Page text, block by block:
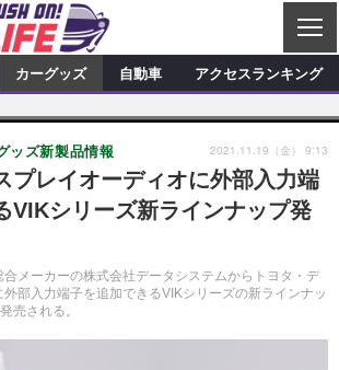
C
L
S
新製品情報
検索 ショップ訪問記
ュース デモカー製作記
記事 カスタマイズ新製品情報
ース
記事 カーグッズ新製品情報
カーグッズ 自動車 アクセスランキング
プレイオーディオに外部入力端
VIKシリーズ新ラインナップ発
メーカーの株式会社データシステムからトヨタ・デ
外部入力端子を追加できるVIKシリーズの新ラインナッ
売される。
ッズ新製品情報 2021.11.19（金） 9:13